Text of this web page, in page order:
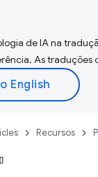
de IA na
As traduções
Recursos